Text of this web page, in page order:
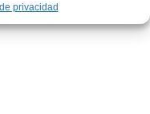
privacidad